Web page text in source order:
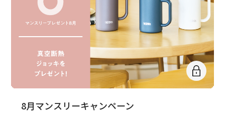
8月マンスリーキャンペーン